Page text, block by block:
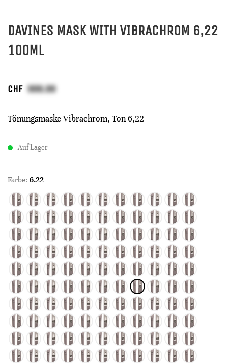
DAVINES MASK WITH VIBRACHROM 6,22
100ML
CHF
Tönungsmaske Vibrachrom, Ton 6,22
Auf Lager
Farbe: 6.22